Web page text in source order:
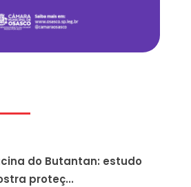
do Butantan: estudo
proteç...